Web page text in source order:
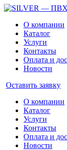
О компании
Каталог
Услуги
Контакты
Оплата и
Новости
Оставить заявку
О компании
Каталог
Услуги
Контакты
Оплата и
Новости